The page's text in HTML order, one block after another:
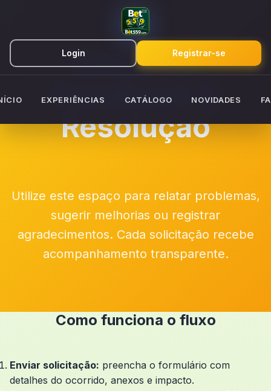
Login Registrar-se
EXPERIÊNCIAS CATÁLOGO NOVIDADES
Canal de
Feedback &
Resolução
Utilize este espaço para relatar problemas,
sugerir melhorias ou registrar
agradecimentos. Cada solicitação recebe
acompanhamento transparente.
Como funciona o fluxo
Enviar solicitação: preencha o formulário com
detalhes do ocorrido, anexos e impacto.